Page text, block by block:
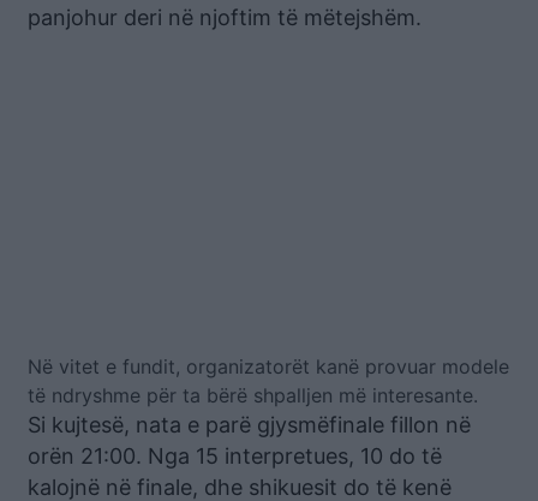
panjohur deri në njoftim të mëtejshëm.
Në vitet e fundit, organizatorët kanë provuar modele
të ndryshme për ta bërë shpalljen më interesante.
Si kujtesë, nata e parë gjysmëfinale fillon në
orën 21:00. Nga 15 interpretues, 10 do të
kalojnë në finale, dhe shikuesit do të kenë